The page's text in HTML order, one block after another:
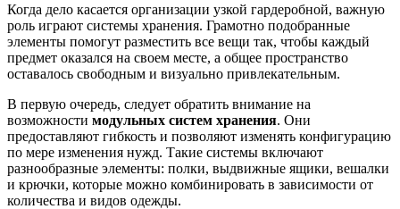
Когда дело касается организации узкой гардеробной, важную
роль играют системы хранения. Грамотно подобранные
элементы помогут разместить все вещи так, чтобы каждый
предмет оказался на своем месте, а общее пространство
оставалось свободным и визуально привлекательным.
В первую очередь, следует обратить внимание на
возможности модульных систем хранения. Они
предоставляют гибкость и позволяют изменять конфигурацию
по мере изменения нужд. Такие системы включают
разнообразные элементы: полки, выдвижные ящики, вешалки
и крючки, которые можно комбинировать в зависимости от
количества и видов одежды.